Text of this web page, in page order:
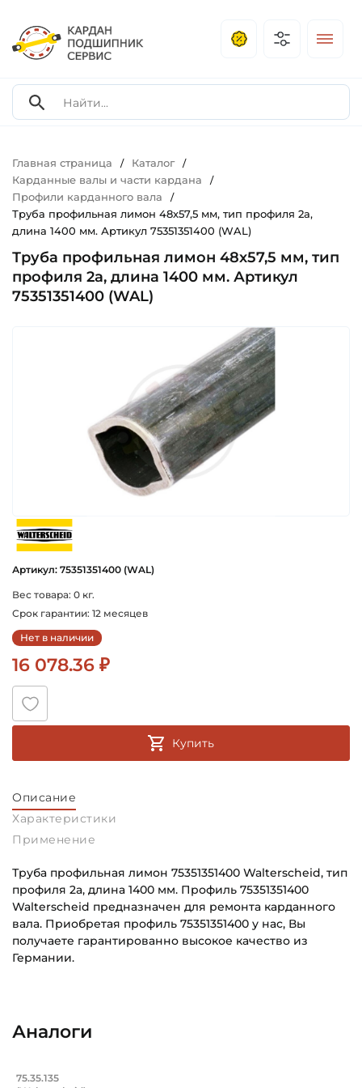
Главная страница / Каталог /
Карданные валы и части кардана /
Профили карданного вала /
Труба профильная лимон 48х57,5 мм, тип профиля 2a,
длина 1400 мм. Артикул 75351351400 (WAL)
Труба профильная лимон 48х57,5 мм, тип
профиля 2a, длина 1400 мм. Артикул
75351351400 (WAL)
Артикул: 75351351400 (WAL)
Вес товара: 0 кг.
Срок гарантии: 12 месяцев
Нет в наличии
16 078.36 ₽
Купить
Описание
Характеристики
Применение
Труба профильная лимон 75351351400 Walterscheid, тип
профиля 2a, длина 1400 мм. Профиль 75351351400
Walterscheid предназначен для ремонта карданного
вала. Приобретая профиль 75351351400 у нас, Вы
получаете гарантированно высокое качество из
Германии.
Тип профиля:
Категория:
Аналоги
Труба профильная лимон 48х57,5
75.35.135